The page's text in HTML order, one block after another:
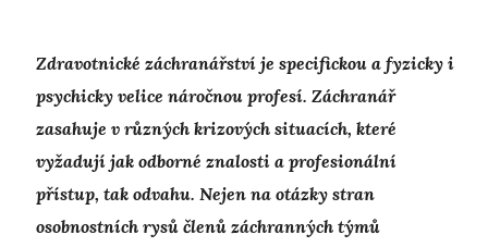
Zdravotnické záchranářství je specifickou a fyzicky i
psychicky velice náročnou profesí. Záchranář
zasahuje v různých krizových situacích, které
vyžadují jak odborné znalosti a profesionální
přístup, tak odvahu. Nejen na otázky stran
osobnostních rysů členů záchranných týmů